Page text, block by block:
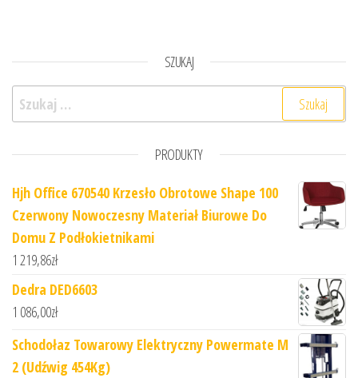
SZUKAJ
Szukaj:
PRODUKTY
Hjh Office 670540 Krzesło Obrotowe Shape 100
Czerwony Nowoczesny Materiał Biurowe Do
Domu Z Podłokietnikami
1 219,86zł
Dedra DED6603
1 086,00zł
Schodołaz Towarowy Elektryczny Powermate M
2 (Udźwig 454Kg)